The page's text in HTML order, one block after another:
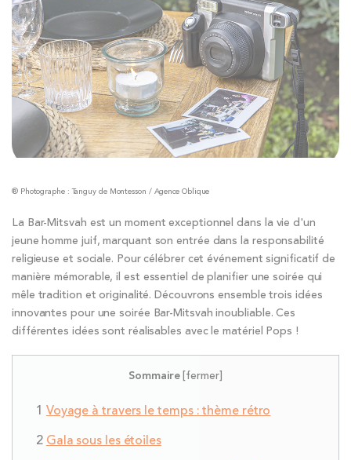
® Photographe : Tanguy de Montesson / Agence Oblique
La Bar-Mitsvah est un moment exceptionnel dans la vie d'un
jeune homme juif, marquant son entrée dans la responsabilité
religieuse et sociale. Pour célébrer cet événement significatif de
manière mémorable, il est essentiel de planifier une soirée qui
mêle tradition et originalité. Découvrons ensemble trois idées
innovantes pour une soirée Bar-Mitsvah inoubliable. Ces
différentes idées sont réalisables avec le matériel Pops !
Sommaire[fermer]
Voyage à travers le temps : thème rétro
Gala sous les étoiles